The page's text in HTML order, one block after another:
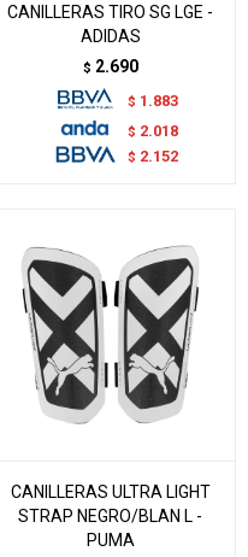
CANILLERAS TIRO SG LGE -
ADIDAS
$ 2.690
$ 1.883
$ 2.018
$ 2.152
CANILLERAS ULTRA LIGHT
STRAP NEGRO/BLAN L -
PUMA